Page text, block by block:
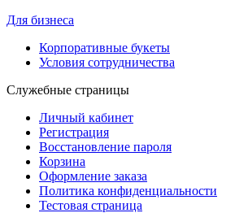
Для бизнеса
Корпоративные букеты
Условия сотрудничества
Служебные страницы
Личный кабинет
Регистрация
Восстановление пароля
Корзина
Оформление заказа
Политика конфиденциальности
Тестовая страница